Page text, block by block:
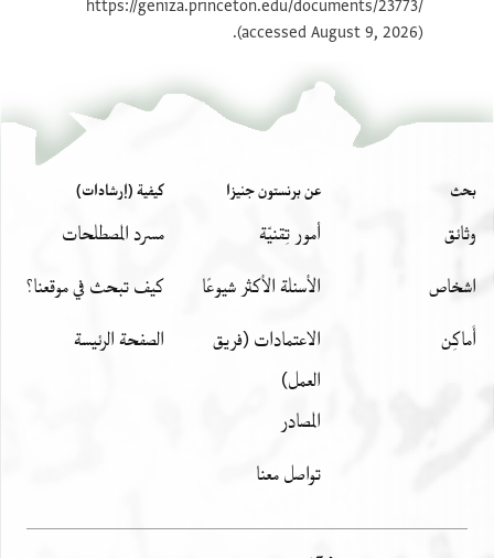
https://geniza.princeton.edu/documents/23773/
(accessed August 9, 2026).
بحث
وثائق
اشخاص
أَماكِن
عن برنستون جنيزا
أمور تِقنيّة
الأسئلة الأكثر شيوعًا
الاعتمادات (فريق
العمل)
المصادر
تواصل معنا
كيفية (إرشادات)
مسرد المصطلحات
كيف تبحث في موقعنا؟
الصفحة الرئيسة